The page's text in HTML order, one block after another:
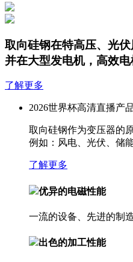
取向硅钢在特高压、光
并在大型发电机，高效
了解更多
2026世界杯高清直播产
取向硅钢作为变压器的
例如：风电、光伏、储
了解更多
优异的电磁性能
一流的设备、先进的制
出色的加工性能